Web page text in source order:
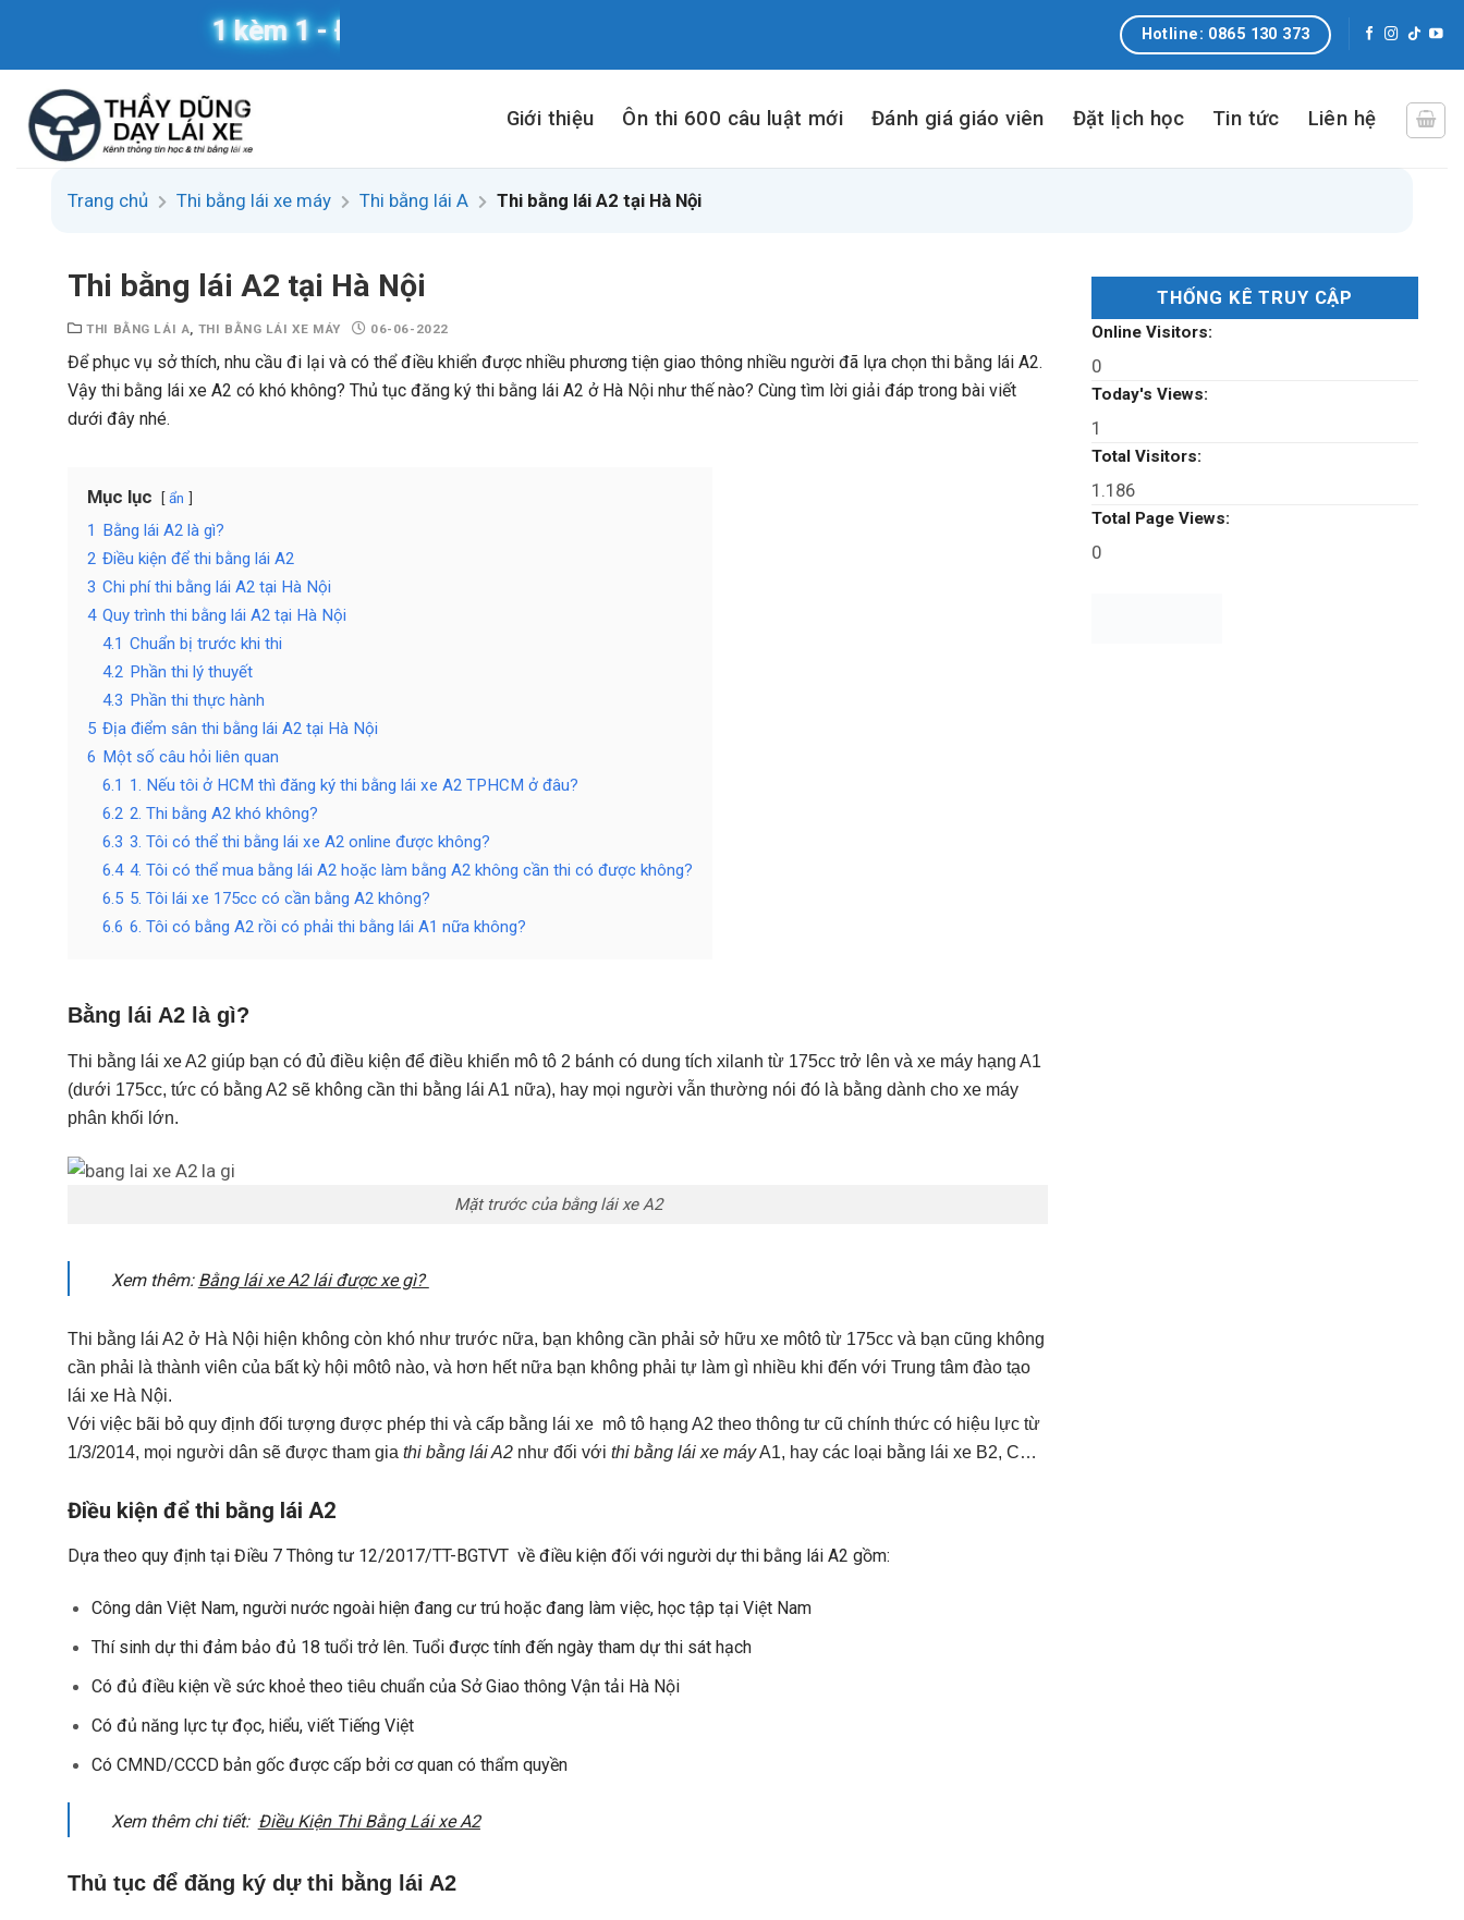
content
1 kèm 1 - Đưa đón tận nơi Hotline: 0865 130 373
Giới thiệu Ôn thi 600 câu luật mới Đánh giá giáo viên Đặt lịch học Tin tức Liên hệ
Trang chủ Thi bằng lái xe máy Thi bằng lái A Thi bằng lái A2 tại Hà Nội
Thi bằng lái A2 tại Hà Nội
THI BẰNG LÁI A, THI BẰNG LÁI XE MÁY 06-06-2022
Để phục vụ sở thích, nhu cầu đi lại và có thể điều khiển được nhiều phương tiện giao thông nhiều người đã lựa chọn thi bằng lái A2.
Vậy thi bằng lái xe A2 có khó không? Thủ tục đăng ký thi bằng lái A2 ở Hà Nội như thế nào? Cùng tìm lời giải đáp trong bài viết
dưới đây nhé.
Mục lục ẩn
1
Bằng lái A2 là gì?
2 Điều kiện để thi bằng lái A2
3 Chi phí thi bằng lái A2 tại Hà Nội
4 Quy trình thi bằng lái A2 tại Hà Nội
4.1 Chuẩn bị trước khi thi
4.2 Phần thi lý thuyết
4.3 Phần thi thực hành
5 Địa điểm sân thi bằng lái A2 tại Hà Nội
6 Một số câu hỏi liên quan
6.1 1. Nếu tôi ở HCM thì đăng ký thi bằng lái xe A2 TPHCM ở đâu?
6.2 2. Thi bằng A2 khó không?
6.3 3. Tôi có thể thi bằng lái xe A2 online được không?
6.4 4. Tôi có thể mua bằng lái A2 hoặc làm bằng A2 không cần thi có được không?
6.5 5. Tôi lái xe 175cc có cần bằng A2 không?
6.6 6. Tôi có bằng A2 rồi có phải thi bằng lái A1 nữa không?
Bằng lái A2 là gì?
Thi bằng lái xe A2 giúp bạn có đủ điều kiện để điều khiển mô tô 2 bánh có dung tích xilanh từ 175cc trở lên và xe máy hạng A1
(dưới 175cc, tức có bằng A2 sẽ không cần thi bằng lái A1 nữa), hay mọi người vẫn thường nói đó là bằng dành cho xe máy
phân khối lớn.
Mặt trước của bằng lái xe A2
Xem thêm: Bằng lái xe A2 lái được xe gì?
Thi bằng lái A2 ở Hà Nội hiện không còn khó như trước nữa, bạn không cần phải sở hữu xe môtô từ 175cc và bạn cũng không
cần phải là thành viên của bất kỳ hội môtô nào, và hơn hết nữa bạn không phải tự làm gì nhiều khi đến với Trung tâm đào tạo
lái xe Hà Nội.
Với việc bãi bỏ quy định đối tượng được phép thi và cấp bằng lái xe mô tô hạng A2 theo thông tư cũ chính thức có hiệu lực từ
1/3/2014, mọi người dân sẽ được tham gia thi bằng lái A2 như đối với thi bằng lái xe máyA1, hay các loại bằng lái xe B2, C…
Điều kiện để thi bằng lái A2
Dựa theo quy định tại Điều 7 Thông tư 12/2017/TT-BGTVT về điều kiện đối với người dự thi bằng lái A2 gồm:
Công dân Việt Nam, người nước ngoài hiện đang cư trú hoặc đang làm việc, học tập tại Việt Nam
Thí sinh dự thi đảm bảo đủ 18 tuổi trở lên. Tuổi được tính đến ngày tham dự thi sát hạch
Có đủ điều kiện về sức khoẻ theo tiêu chuẩn của Sở Giao thông Vận tải Hà Nội
Có đủ năng lực tự đọc, hiểu, viết Tiếng Việt
Có CMND/CCCD bản gốc được cấp bởi cơ quan có thẩm quyền
Xem thêm chi tiết: Điều Kiện Thi Bằng Lái xe A2
Thủ tục để đăng ký dự thi bằng lái A2
THỐNG KÊ TRUY CẬP
Online Visitors:
0
Today's Views:
1
Total Visitors:
1.186
Total Page Views:
0